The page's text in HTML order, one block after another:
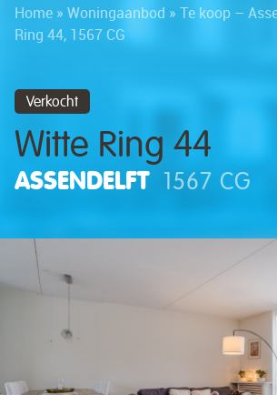
Home » Woningaanbod » Te koop –
Ring 44, 1567 CG
Verkocht
Witte Ring 44
ASSENDELFT 1567 CG